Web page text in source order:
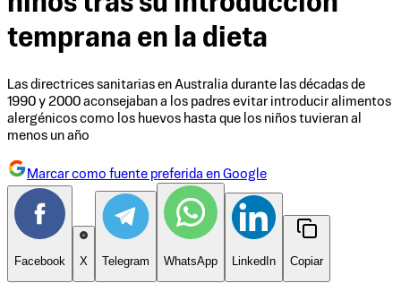
temprana en la dieta
Las directrices sanitarias en Australia durante las décadas de
1990 y 2000 aconsejaban a los padres evitar introducir alimentos
alergénicos como los huevos hasta que los niños tuvieran al
menos un año
Marcar como fuente preferida en Google
Facebook X Telegram WhatsApp LinkedIn Copiar